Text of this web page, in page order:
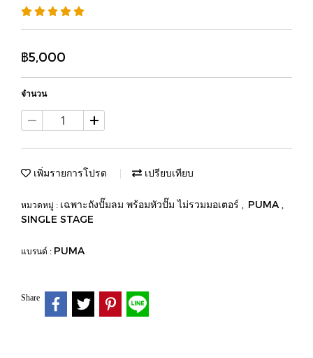
฿5,000
จำนวน
เพิ่มรายการโปรด เปรียบเทียบ
หมวดหมู่ : เฉพาะถังปั๊มลม พร้อมหัวปั๊ม ไม่รวมมอเตอร์ , PUMA ,
SINGLE STAGE
แบรนด์ : PUMA
Share